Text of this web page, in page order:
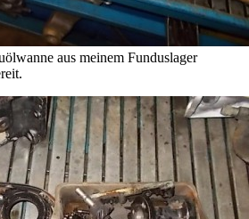
aus meinem Funduslager